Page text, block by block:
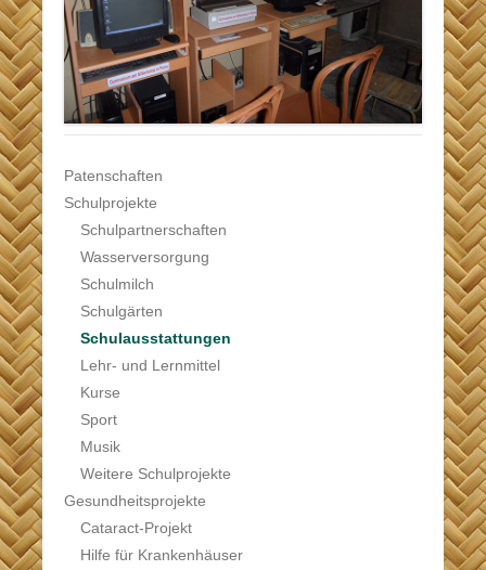
Patenschaften
Schulprojekte
Schulpartnerschaften
Wasserversorgung
Schulmilch
Schulgärten
Schulausstattungen
Lehr- und Lernmittel
Kurse
Sport
Musik
Weitere Schulprojekte
Gesundheitsprojekte
Cataract-Projekt
Hilfe für Krankenhäuser